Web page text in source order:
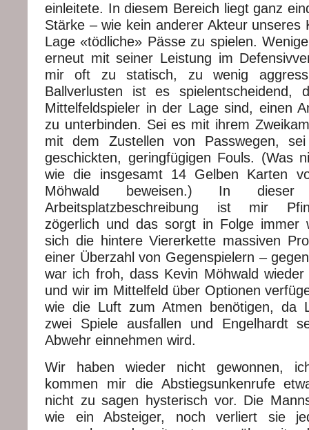
einleitete. In diesem Bereich liegt ganz
Stärke – wie kein anderer Akteur unseres
Lage «tödliche» Pässe zu spielen.
erneut mit seiner Leistung im
mir oft zu statisch, zu wenig
Ballverlusten ist es spielentscheidend,
Mittelfeldspieler in der Lage sind, einen
zu unterbinden. Sei es mit ihrem
mit dem Zustellen von Passwegen,
geschickten, geringfügigen Fouls. (Was
wie die insgesamt 14 Gelben Karten
Möhwald beweisen.) In
Arbeitsplatzbeschreibung ist mir
zögerlich und das sorgt in Folge immer
sich die hintere Viererkette massiven
einer Überzahl von Gegenspielern –
war ich froh, dass Kevin Möhwald
und wir im Mittelfeld über Optionen
wie die Luft zum Atmen benötigen, da
zwei Spiele ausfallen und Engelhardt
Abwehr einnehmen wird.
Wir haben wieder nicht gewonnen,
kommen mir die Abstiegsunkenrufe
nicht zu sagen hysterisch vor. Die
wie ein Absteiger, noch verliert sie